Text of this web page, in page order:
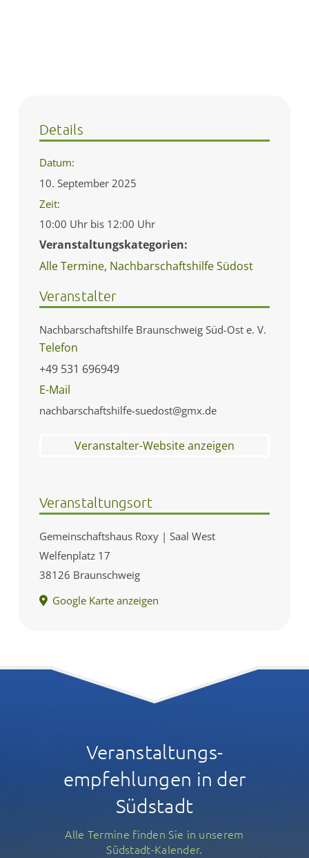
Details
Datum:
10. September 2025
Zeit:
10:00 Uhr bis 12:00 Uhr
Veranstaltungskategorien:
Alle Termine, Nachbarschaftshilfe Südost
Veranstaltungsort
Gemeinschaftshaus Roxy | Saal West
Welfenplatz 17
38126 Braunschweig
Google Karte anzeigen
Veranstalter
Nachbarschaftshilfe Braunschweig Süd-Ost e. V.
Telefon
+49 531 696949
E-Mail
nachbarschaftshilfe-suedost@gmx.de
Veranstalter-Website anzeigen
Veranstaltungs­
empfehlungen in der
Südstadt
Alle Termine finden Sie in unserem
Südstadt-Kalender.